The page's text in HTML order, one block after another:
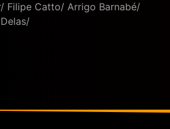
Filipe Catto/ Arrigo Barnabé/